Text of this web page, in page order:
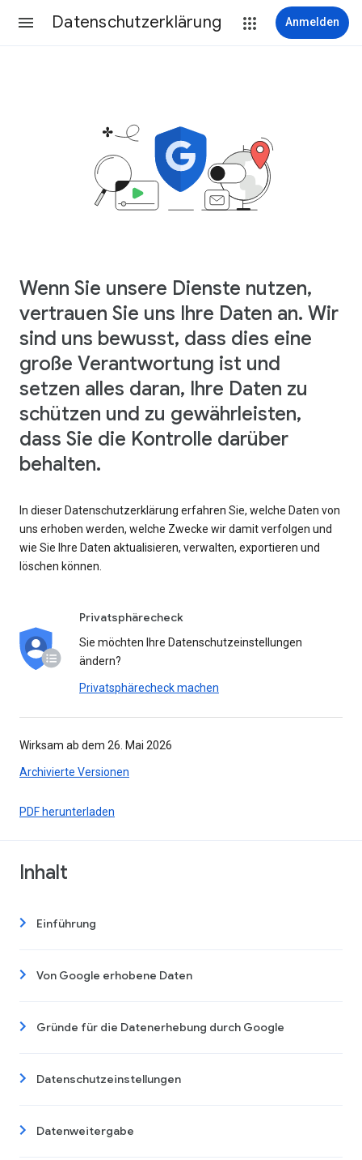
Datenschutzerklärung Anmelden
Wenn Sie unsere Dienste nutzen,
vertrauen Sie uns Ihre Daten an. Wir
sind uns bewusst, dass dies eine
große Verantwortung ist und
setzen alles daran, Ihre Daten zu
schützen und zu gewährleisten,
dass Sie die Kontrolle darüber
behalten.
In dieser Datenschutzerklärung erfahren Sie, welche Daten von
uns erhoben werden, welche Zwecke wir damit verfolgen und
wie Sie Ihre Daten aktualisieren, verwalten, exportieren und
löschen können.
Privatsphärecheck
Sie möchten Ihre Datenschutzeinstellungen
ändern?
Privatsphärecheck machen
Wirksam ab dem 26. Mai 2026
Archivierte Versionen
PDF herunterladen
Inhalt
Einführung
Von Google erhobene Daten
Gründe für die Datenerhebung durch Google
Datenschutzeinstellungen
Datenweitergabe